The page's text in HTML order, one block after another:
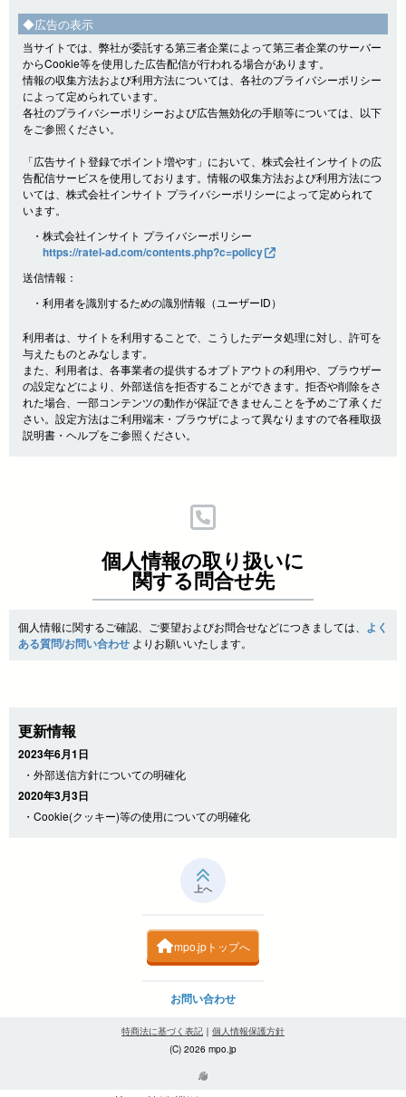
◆広告の表示
当サイトでは、弊社が委託する第三者企業によって第三者企業のサーバー
からCookie等を使用した広告配信が行われる場合があります。
情報の収集方法および利用方法については、各社のプライバシーポリシー
によって定められています。
各社のプライバシーポリシーおよび広告無効化の手順等については、以下
をご参照ください。
「広告サイト登録でポイント増やす」において、株式会社インサイトの広
告配信サービスを使用しております。情報の収集方法および利用方法につ
いては、株式会社インサイト プライバシーポリシーによって定められて
います。
・株式会社インサイト プライバシーポリシー
https://ratel-ad.com/contents.php?c=policy
送信情報：
・利用者を識別するための識別情報（ユーザーID）
利用者は、サイトを利用することで、こうしたデータ処理に対し、許可を
与えたものとみなします。
また、利用者は、各事業者の提供するオプトアウトの利用や、ブラウザー
の設定などにより、外部送信を拒否することができます。拒否や削除をさ
れた場合、一部コンテンツの動作が保証できませんことを予めご了承くだ
さい。設定方法はご利用端末・ブラウザによって異なりますので各種取扱
説明書・ヘルプをご参照ください。
個人情報の取り扱いに
関する問合せ先
個人情報に関するご確認、ご要望およびお問合せなどにつきましては、 よく
ある質問/お問い合わせよりお願いいたします。
更新情報
2023年6月1日
・外部送信方針についての明確化
2020年3月3日
・Cookie(クッキー)等の使用についての明確化
上へ
mpo.jpトップへ
お問い合わせ
特商法に基づく表記 ｜ 個人情報保護方針
(C) 2026 mpo.jp